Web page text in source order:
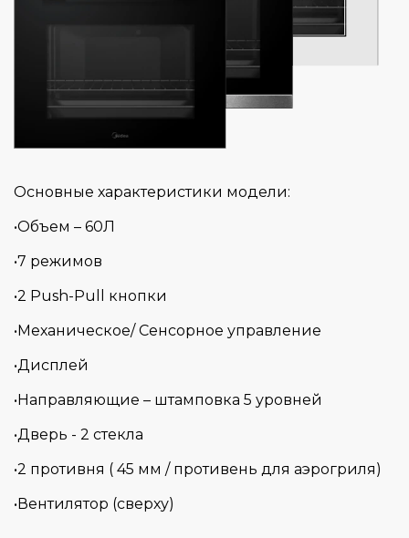
Основные характеристики модели:
•Объем – 60Л
•7 режимов
•2 Push-Pull кнопки
•Механическое/ Сенсорное управление
•Дисплей
•Направляющие – штамповка 5 уровней
•Дверь - 2 стекла
•2 противня ( 45 мм / противень для аэрогриля)
•Вентилятор (сверху)